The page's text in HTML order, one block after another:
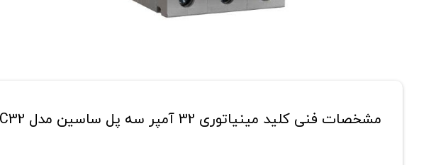
مشخصات فنی کلید مینیاتوری 32 آمپر سه پل ساسین مدل MCB-VB513-3p-C32